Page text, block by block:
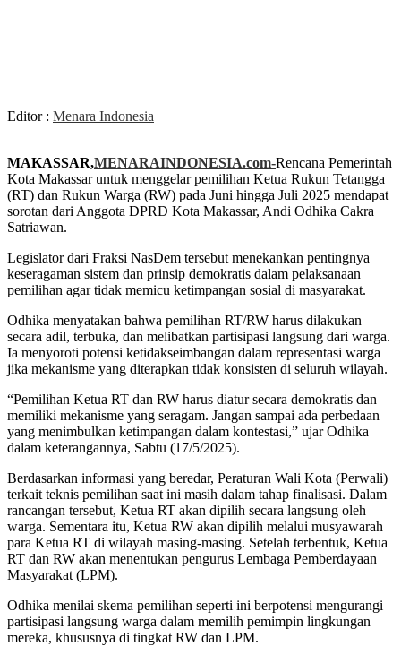
Editor : Menara Indonesia
MAKASSAR,MENARAINDONESIA.com-Rencana Pemerintah
Kota Makassar untuk menggelar pemilihan Ketua Rukun Tetangga
(RT) dan Rukun Warga (RW) pada Juni hingga Juli 2025 mendapat
sorotan dari Anggota DPRD Kota Makassar, Andi Odhika Cakra
Satriawan.
Legislator dari Fraksi NasDem tersebut menekankan pentingnya
keseragaman sistem dan prinsip demokratis dalam pelaksanaan
pemilihan agar tidak memicu ketimpangan sosial di masyarakat.
Odhika menyatakan bahwa pemilihan RT/RW harus dilakukan
secara adil, terbuka, dan melibatkan partisipasi langsung dari warga.
Ia menyoroti potensi ketidakseimbangan dalam representasi warga
jika mekanisme yang diterapkan tidak konsisten di seluruh wilayah.
“Pemilihan Ketua RT dan RW harus diatur secara demokratis dan
memiliki mekanisme yang seragam. Jangan sampai ada perbedaan
yang menimbulkan ketimpangan dalam kontestasi,” ujar Odhika
dalam keterangannya, Sabtu (17/5/2025).
Berdasarkan informasi yang beredar, Peraturan Wali Kota (Perwali)
terkait teknis pemilihan saat ini masih dalam tahap finalisasi. Dalam
rancangan tersebut, Ketua RT akan dipilih secara langsung oleh
warga. Sementara itu, Ketua RW akan dipilih melalui musyawarah
para Ketua RT di wilayah masing-masing. Setelah terbentuk, Ketua
RT dan RW akan menentukan pengurus Lembaga Pemberdayaan
Masyarakat (LPM).
Odhika menilai skema pemilihan seperti ini berpotensi mengurangi
partisipasi langsung warga dalam memilih pemimpin lingkungan
mereka, khususnya di tingkat RW dan LPM.